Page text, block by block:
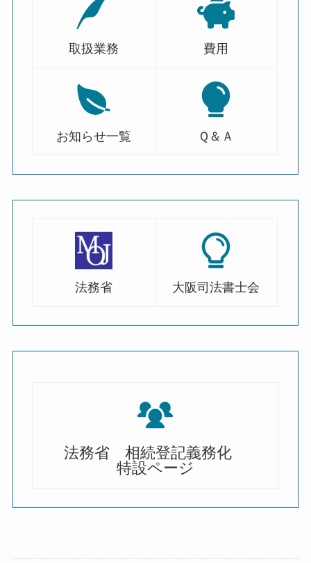
取扱業務 費用
お知らせ一覧 Ｑ＆Ａ
法務省 大阪司法書士会
法務省 相続登記義務化
特設ページ